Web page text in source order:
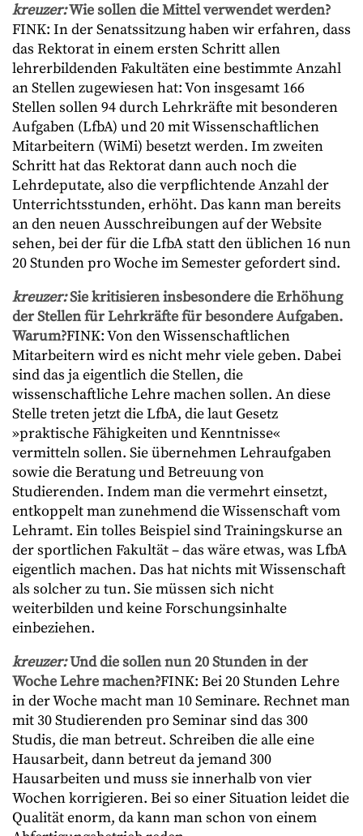
kreuzer:Wie sollen die Mittel verwendet werden?
FINK: In der Senatssitzung haben wir erfahren, dass
das Rektorat in einem ersten Schritt allen
lehrerbildenden Fakultäten eine bestimmte Anzahl
an Stellen zugewiesen hat: Von insgesamt 166
Stellen sollen 94 durch Lehrkräfte mit besonderen
Aufgaben (LfbA) und 20 mit Wissenschaftlichen
Mitarbeitern (WiMi) besetzt werden. Im zweiten
Schritt hat das Rektorat dann auch noch die
Lehrdeputate, also die verpflichtende Anzahl der
Unterrichtsstunden, erhöht. Das kann man bereits
an den neuen Ausschreibungen auf der Website
sehen, bei der für die LfbA statt den üblichen 16 nun
20 Stunden pro Woche im Semester gefordert sind.
kreuzer:Sie kritisieren insbesondere die Erhöhung
der Stellen für Lehrkräfte für besondere Aufgaben.
Warum?FINK: Von den Wissenschaftlichen
Mitarbeitern wird es nicht mehr viele geben. Dabei
sind das ja eigentlich die Stellen, die
wissenschaftliche Lehre machen sollen. An diese
Stelle treten jetzt die LfbA, die laut Gesetz
»praktische Fähigkeiten und Kenntnisse«
vermitteln sollen. Sie übernehmen Lehraufgaben
sowie die Beratung und Betreuung von
Studierenden. Indem man die vermehrt einsetzt,
entkoppelt man zunehmend die Wissenschaft vom
Lehramt. Ein tolles Beispiel sind Trainingskurse an
der sportlichen Fakultät – das wäre etwas, was LfbA
eigentlich machen. Das hat nichts mit Wissenschaft
als solcher zu tun. Sie müssen sich nicht
weiterbilden und keine Forschungsinhalte
einbeziehen.
kreuzer:Und die sollen nun 20 Stunden in der
Woche Lehre machen?FINK: Bei 20 Stunden Lehre
in der Woche macht man 10 Seminare. Rechnet man
mit 30 Studierenden pro Seminar sind das 300
Studis, die man betreut. Schreiben die alle eine
Hausarbeit, dann betreut da jemand 300
Hausarbeiten und muss sie innerhalb von vier
Wochen korrigieren. Bei so einer Situation leidet die
Qualität enorm, da kann man schon von einem